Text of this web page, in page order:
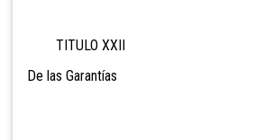
TITULO XXII
De las Garantías